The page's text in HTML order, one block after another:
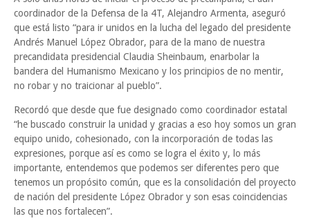
coordinador de la Defensa de la 4T, Alejandro Armenta, aseguró
que está listo “para ir unidos en la lucha del legado del presidente
Andrés Manuel López Obrador, para de la mano de nuestra
precandidata presidencial Claudia Sheinbaum, enarbolar la
bandera del Humanismo Mexicano y los principios de no mentir,
no robar y no traicionar al pueblo”.
Recordó que desde que fue designado como coordinador estatal
“he buscado construir la unidad y gracias a eso hoy somos un gran
equipo unido, cohesionado, con la incorporación de todas las
expresiones, porque así es como se logra el éxito y, lo más
importante, entendemos que podemos ser diferentes pero que
tenemos un propósito común, que es la consolidación del proyecto
de nación del presidente López Obrador y son esas coincidencias
las que nos fortalecen”.